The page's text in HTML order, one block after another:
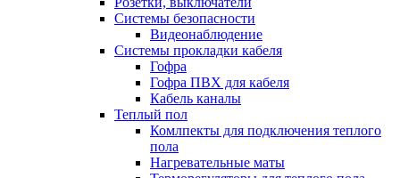
Системы безопасности
Видеонаблюдение
Системы прокладки кабеля
Гофра
Гофра ПВХ для кабеля
Кабель каналы
Теплый пол
Комлпекты для подключения теплого
пола
Нагревательные маты